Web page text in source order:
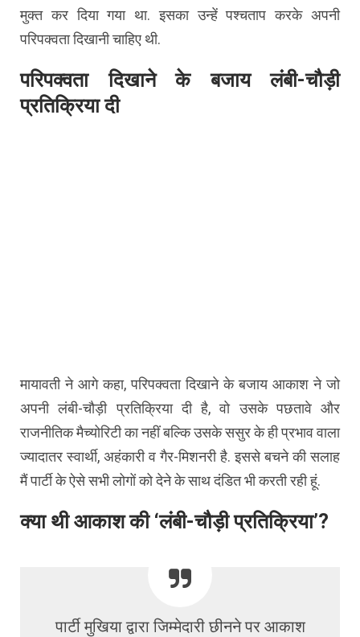
मुक्त कर दिया गया था. इसका उन्हें पश्चताप करके अपनी
परिपक्वता दिखानी चाहिए थी.
परिपक्वता दिखाने के बजाय लंबी-चौड़ी
प्रतिक्रिया दी
मायावती ने आगे कहा, परिपक्वता दिखाने के बजाय आकाश ने जो
अपनी लंबी-चौड़ी प्रतिक्रिया दी है, वो उसके पछतावे और
राजनीतिक मैच्योरिटी का नहीं बल्कि उसके ससुर के ही प्रभाव वाला
ज्यादातर स्वार्थी, अहंकारी व गैर-मिशनरी है. इससे बचने की सलाह
मैं पार्टी के ऐसे सभी लोगों को देने के साथ दंडित भी करती रही हूं.
क्या थी आकाश की ‘लंबी-चौड़ी प्रतिक्रिया’?
पार्टी मुखिया द्वारा जिम्मेदारी छीनने पर आकाश